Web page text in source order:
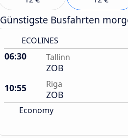
Günstigste Busfahrten
ECOLINES
06:30 Tallinn
ZOB
10:55
Riga
ZOB
Economy